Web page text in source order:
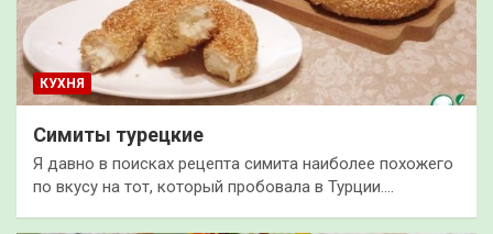
КУХНЯ
Симиты турецкие
Я давно в поисках рецепта симита наиболее похожего
по вкусу на тот, который пробовала в Турции.…